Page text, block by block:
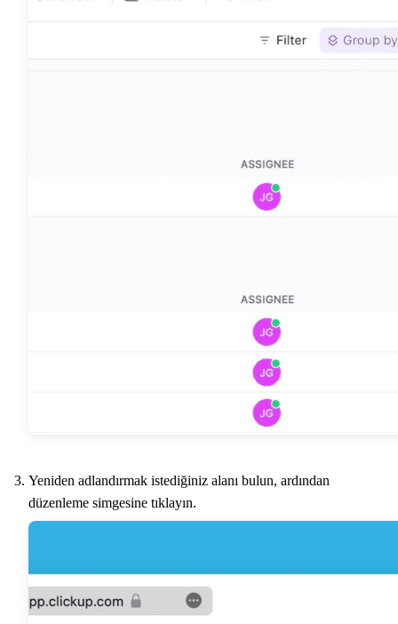
Yeniden adlandırmak istediğiniz alanı bulun, ardından
düzenleme simgesine tıklayın.